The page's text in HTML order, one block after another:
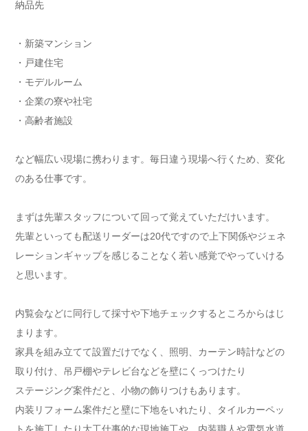
納品先
・新築マンション
・戸建住宅
・モデルルーム
・企業の寮や社宅
・高齢者施設
など幅広い現場に携わります。毎日違う現場へ行くため、変化
のある仕事です。
まずは先輩スタッフについて回って覚えていただけいます。
先輩といっても配送リーダーは20代ですので上下関係やジェネ
レーションギャップを感じることなく若い感覚でやっていける
と思います。
内覧会などに同行して採寸や下地チェックするところからはじ
まります。
家具を組み立てて設置だけでなく、照明、カーテン時計などの
取り付け、吊戸棚やテレビ台などを壁にくっつけたり
ステージング案件だと、小物の飾りつけもあります。
内装リフォーム案件だと壁に下地をいれたり、タイルカーペッ